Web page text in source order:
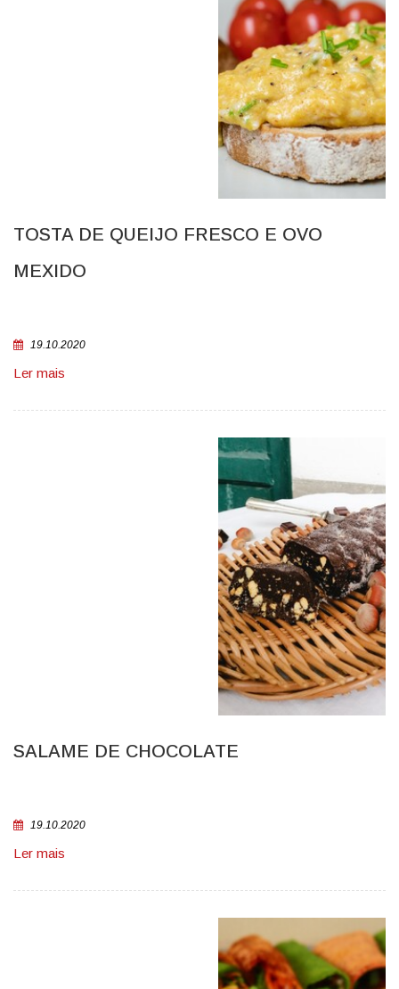
TOSTA DE QUEIJO FRESCO E OVO
MEXIDO
19.10.2020
Ler mais
SALAME DE CHOCOLATE
19.10.2020
Ler mais